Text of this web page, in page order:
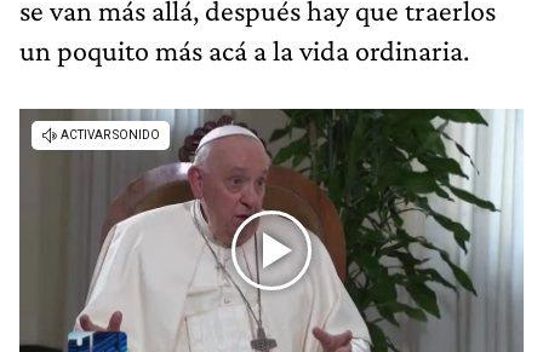
se van más allá, después hay que traerlos
un poquito más acá a la vida ordinaria.